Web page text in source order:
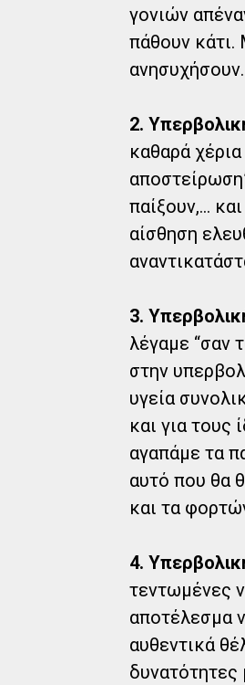
γονιών
πάθουν
2.
καθαρά
παίξουν,...
αίσθηση
3.
λέγαμε “σαν
στην
υγεία
και για τους
αγαπάμε τα
αυτό που θα
και τα
4.
τεντωμένες
αποτέλεσμα
αυθεντικά